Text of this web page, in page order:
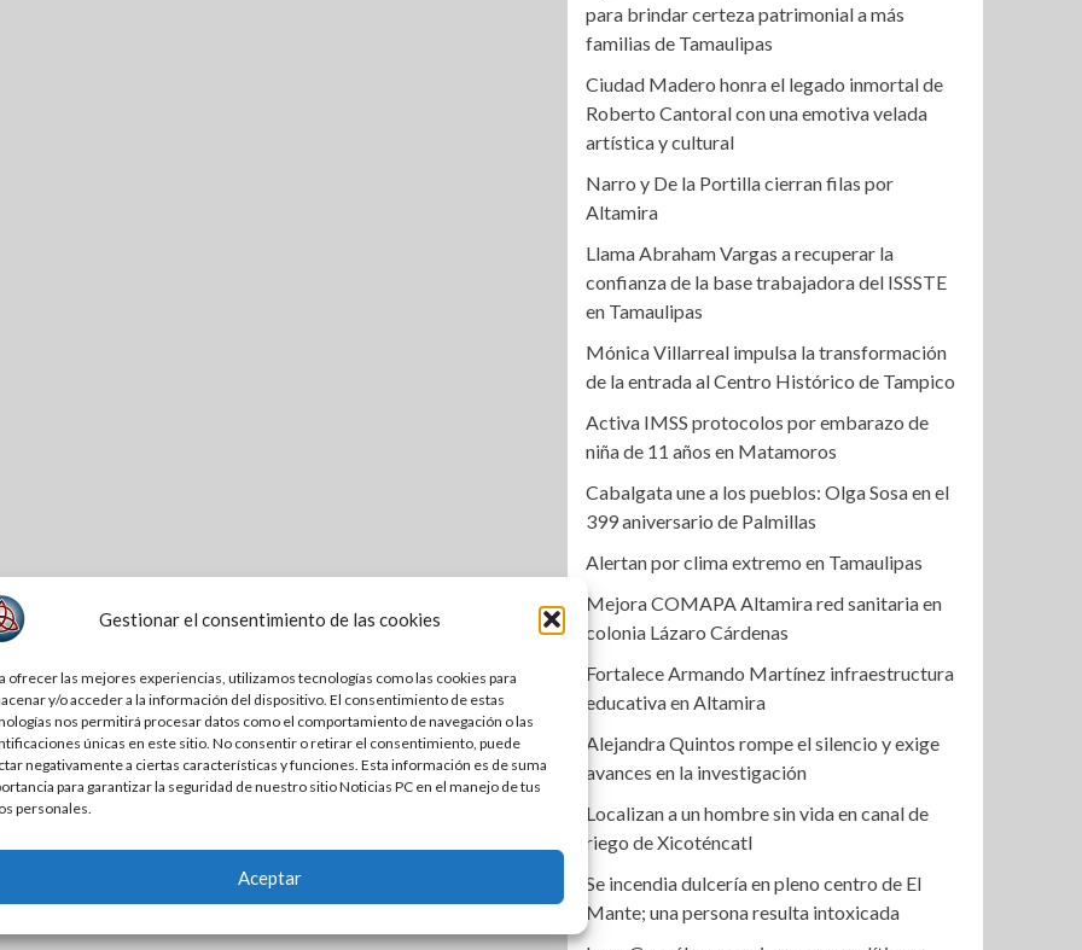
Gestionar el consentimiento de las cookies
ofrecer las mejores experiencias, utilizamos tecnologías como las cookies para
y/o acceder a la información del dispositivo. El consentimiento de estas
nos permitirá procesar datos como el comportamiento de navegación o las
únicas en este sitio. No consentir o retirar el consentimiento, puede
negativamente a ciertas características y funciones. Esta información es de suma
para garantizar la seguridad de nuestro sitio Noticias PC en el manejo de tus
personales.
Aceptar
para brindar certeza patrimonial a más
familias de Tamaulipas
Ciudad Madero honra el legado inmortal de
Roberto Cantoral con una emotiva velada
artística y cultural
Narro y De la Portilla cierran filas por
Altamira
Llama Abraham Vargas a recuperar la
confianza de la base trabajadora del ISSSTE
en Tamaulipas
Mónica Villarreal impulsa la transformación
de la entrada al Centro Histórico de Tampico
Activa IMSS protocolos por embarazo de
niña de 11 años en Matamoros
Cabalgata une a los pueblos: Olga Sosa en el
399 aniversario de Palmillas
Alertan por clima extremo en Tamaulipas
Mejora COMAPA Altamira red sanitaria en
colonia Lázaro Cárdenas
Fortalece Armando Martínez infraestructura
educativa en Altamira
Alejandra Quintos rompe el silencio y exige
avances en la investigación
Localizan a un hombre sin vida en canal de
riego de Xicoténcatl
Se incendia dulcería en pleno centro de El
Mante; una persona resulta intoxicada